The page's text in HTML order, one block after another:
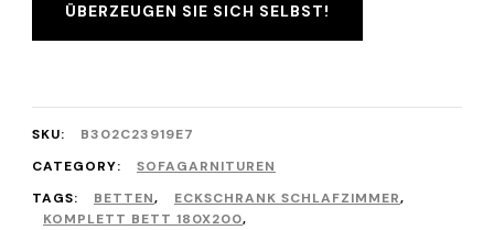
ÜBERZEUGEN SIE SICH SELBST!
SKU:
B302C23919E7
CATEGORY:
SOFAGARNITUREN
TAGS:
BETTEN, ECKSCHRANK SCHLAFZIMMER,
KOMPLETT BETT 180X200,